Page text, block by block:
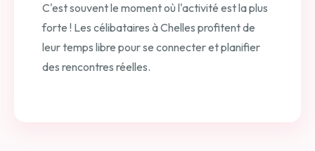
C'est souvent le moment où l'activité est la plus
forte ! Les célibataires à Chelles profitent de
leur temps libre pour se connecter et planifier
des rencontres réelles.